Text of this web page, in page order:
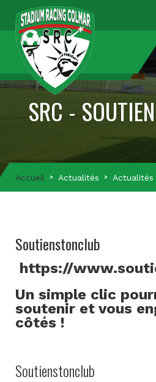
SRC -
Accueil Actualités Actualités
Soutienstonclub
https://
Un simple clic
soutenir et vous
côtés !
Soutienstonclub